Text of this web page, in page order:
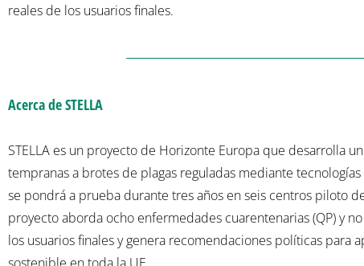
reales de los usuarios finales.
Acerca de STELLA
STELLA es un proyecto de Horizonte Europa que desarrolla
tempranas a brotes de plagas reguladas mediante
se pondrá a prueba durante tres años en seis centros piloto
proyecto aborda ocho enfermedades cuarentenarias (QP) y
los usuarios finales y genera recomendaciones políticas para